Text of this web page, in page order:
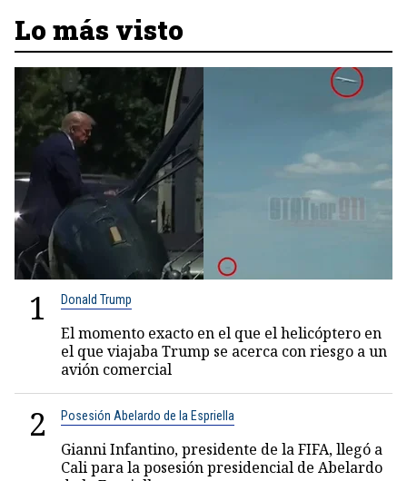
Lo más visto
1 Donald Trump
El momento exacto en el que el helicóptero en
el que viajaba Trump se acerca con riesgo a un
avión comercial
2 Posesión Abelardo de la Espriella
Gianni Infantino, presidente de la FIFA, llegó a
Cali para la posesión presidencial de Abelardo